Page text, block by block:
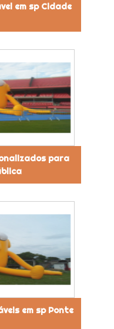
em sp Cidade
para
em sp Ponte